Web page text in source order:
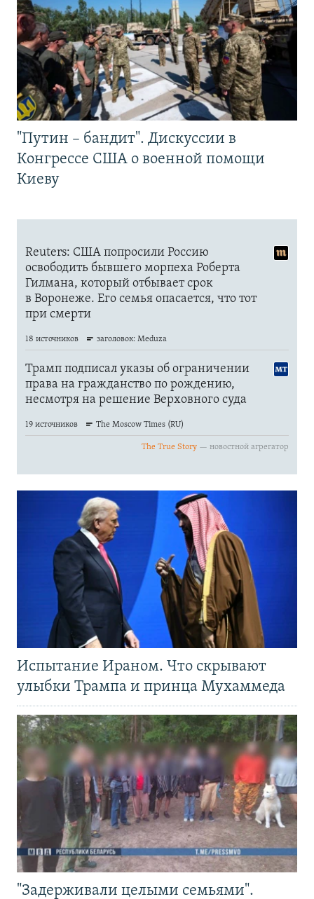
"Путин – бандит". Дискуссии в
Конгрессе США о военной помощи
Киеву
Испытание Ираном. Что скрывают
улыбки Трампа и принца Мухаммеда
"Задерживали целыми семьями".